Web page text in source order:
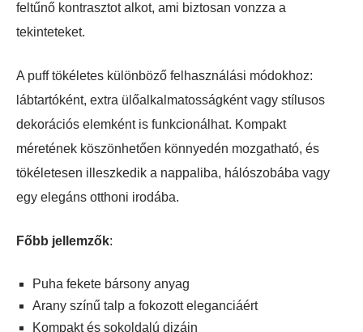
feltűnő kontrasztot alkot, ami biztosan vonzza a
tekinteteket.
A puff tökéletes különböző felhasználási módokhoz:
lábtartóként, extra ülőalkalmatosságként vagy stílusos
dekorációs elemként is funkcionálhat. Kompakt
méretének köszönhetően könnyedén mozgatható, és
tökéletesen illeszkedik a nappaliba, hálószobába vagy
egy elegáns otthoni irodába.
Főbb jellemzők:
Puha fekete bársony anyag
Arany színű talp a fokozott eleganciáért
Kompakt és sokoldalú dizájn